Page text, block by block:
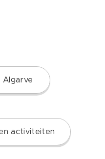
activiteiten